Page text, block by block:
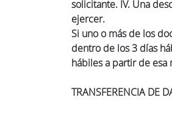
solicitante. IV. Una
ejercer.
Si uno o más de los
dentro de los 3 días
hábiles a partir de
TRANSFERENCIA DE